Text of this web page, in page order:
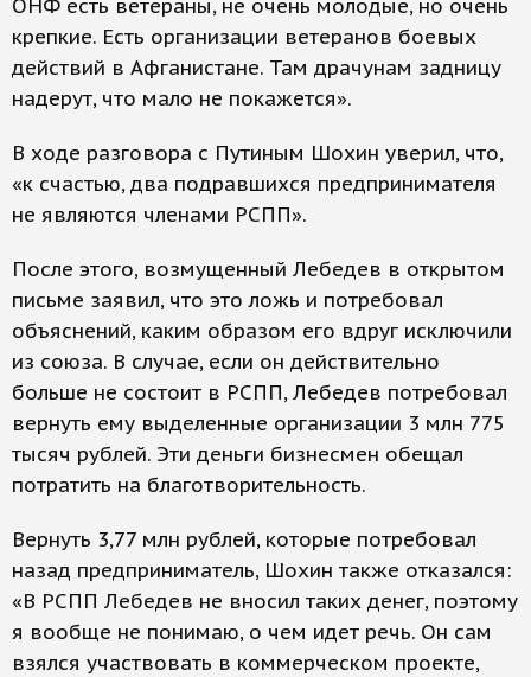
ОНФ есть ветераны, не очень молодые, но очень
крепкие. Есть организации ветеранов боевых
действий в Афганистане. Там драчунам задницу
надерут, что мало не покажется».
В ходе разговора с Путиным Шохин уверил, что,
«к счастью, два подравшихся предпринимателя
не являются членами РСПП».
После этого, возмущенный Лебедев в открытом
письме заявил, что это ложь и потребовал
объяснений, каким образом его вдруг исключили
из союза. В случае, если он действительно
больше не состоит в РСПП, Лебедев потребовал
вернуть ему выделенные организации 3 млн 775
тысяч рублей. Эти деньги бизнесмен обещал
потратить на благотворительность.
Вернуть 3,77 млн рублей, которые потребовал
назад предприниматель, Шохин также отказался:
«В РСПП Лебедев не вносил таких денег, поэтому
я вообще не понимаю, о чем идет речь. Он сам
взялся участвовать в коммерческом проекте,